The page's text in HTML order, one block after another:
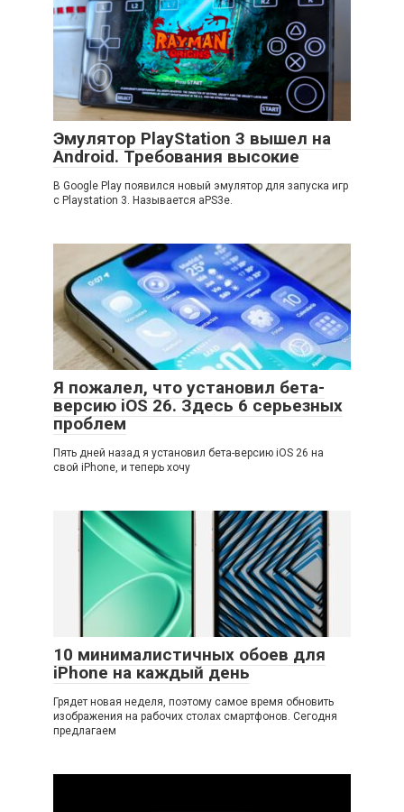
Эмулятор PlayStation 3 вышел на
Android. Требования высокие
В Google Play появился новый эмулятор для запуска игр
с Playstation 3. Называется aPS3e.
Я пожалел, что установил бета-
версию iOS 26. Здесь 6 серьезных
проблем
Пять дней назад я установил бета-версию iOS 26 на
свой iPhone, и теперь хочу
10 минималистичных обоев для
iPhone на каждый день
Грядет новая неделя, поэтому самое время обновить
изображения на рабочих столах смартфонов. Сегодня
предлагаем